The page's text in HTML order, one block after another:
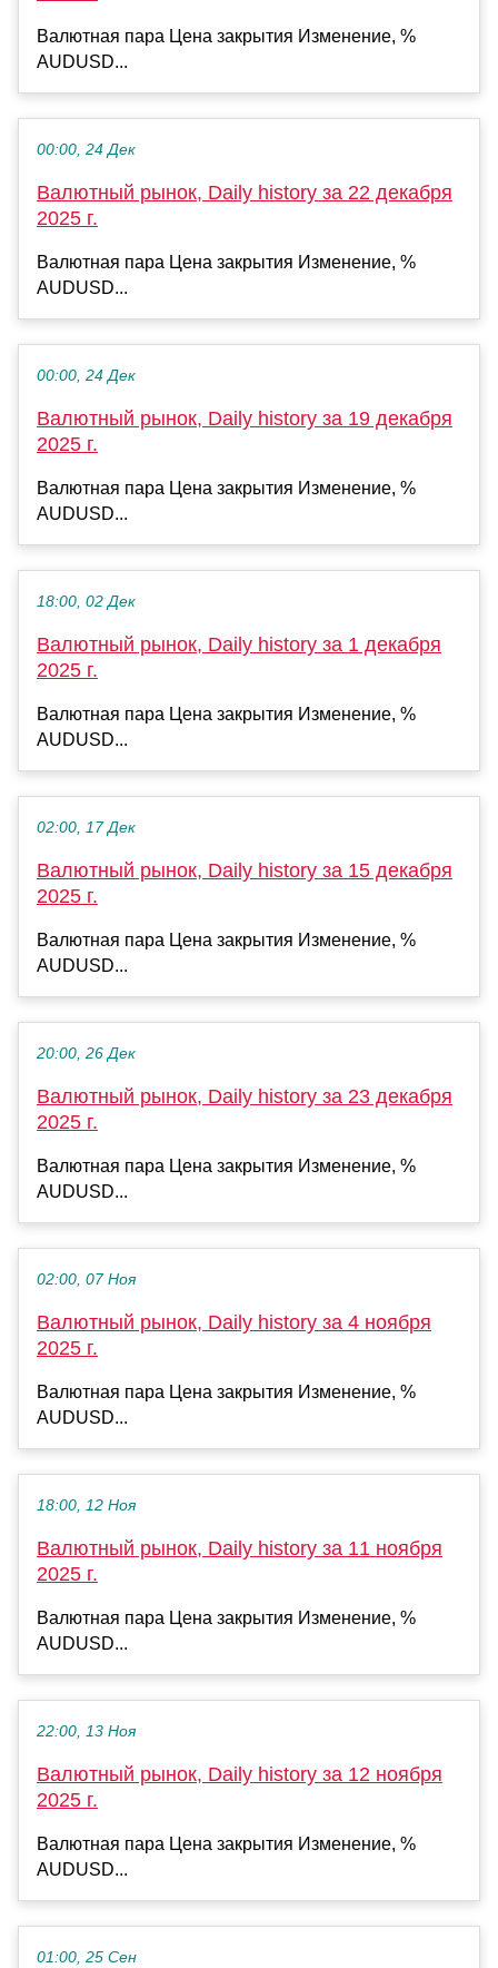
Валютная пара Цена закрытия Изменение, %
AUDUSD...
00:00, 24 Дек
Валютный рынок, Daily history за 22 декабря
2025 г.
Валютная пара Цена закрытия Изменение, %
AUDUSD...
00:00, 24 Дек
Валютный рынок, Daily history за 19 декабря
2025 г.
Валютная пара Цена закрытия Изменение, %
AUDUSD...
18:00, 02 Дек
Валютный рынок, Daily history за 1 декабря
2025 г.
Валютная пара Цена закрытия Изменение, %
AUDUSD...
02:00, 17 Дек
Валютный рынок, Daily history за 15 декабря
2025 г.
Валютная пара Цена закрытия Изменение, %
AUDUSD...
20:00, 26 Дек
Валютный рынок, Daily history за 23 декабря
2025 г.
Валютная пара Цена закрытия Изменение, %
AUDUSD...
02:00, 07 Ноя
Валютный рынок, Daily history за 4 ноября
2025 г.
Валютная пара Цена закрытия Изменение, %
AUDUSD...
18:00, 12 Ноя
Валютный рынок, Daily history за 11 ноября
2025 г.
Валютная пара Цена закрытия Изменение, %
AUDUSD...
22:00, 13 Ноя
Валютный рынок, Daily history за 12 ноября
2025 г.
Валютная пара Цена закрытия Изменение, %
AUDUSD...
01:00, 25 Сен